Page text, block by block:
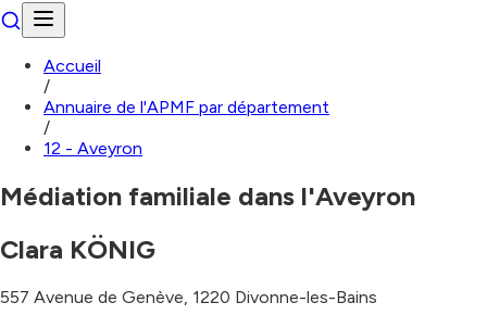
Accueil
/
Annuaire de l'APMF par département
/
12 - Aveyron
Médiation familiale dans l'Aveyron
Clara KÖNIG
557 Avenue de Genève 1220 Divonne-les-Bains